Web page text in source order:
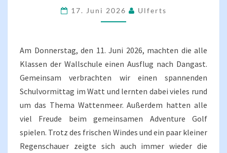
17. Juni 2026 Ulferts
Am Donnerstag, den 11. Juni 2026, machten die alle
Klassen der Wallschule einen Ausflug nach Dangast.
Gemeinsam verbrachten wir einen spannenden
Schulvormittag im Watt und lernten dabei vieles rund
um das Thema Wattenmeer. Außerdem hatten alle
viel Freude beim gemeinsamen Adventure Golf
spielen. Trotz des frischen Windes und ein paar kleiner
Regenschauer zeigte sich auch immer wieder die